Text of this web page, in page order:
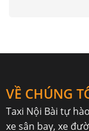
VỀ CHÚNG
Taxi Nội Bài tự
xe sân bay, xe